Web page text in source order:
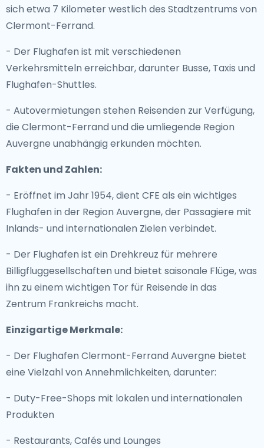
sich etwa 7 Kilometer westlich des Stadtzentrums von
Clermont-Ferrand.
- Der Flughafen ist mit verschiedenen
Verkehrsmitteln erreichbar, darunter Busse, Taxis und
Flughafen-Shuttles.
- Autovermietungen stehen Reisenden zur Verfügung,
die Clermont-Ferrand und die umliegende Region
Auvergne unabhängig erkunden möchten.
Fakten und Zahlen:
- Eröffnet im Jahr 1954, dient CFE als ein wichtiges
Flughafen in der Region Auvergne, der Passagiere mit
Inlands- und internationalen Zielen verbindet.
- Der Flughafen ist ein Drehkreuz für mehrere
Billigfluggesellschaften und bietet saisonale Flüge, was
ihn zu einem wichtigen Tor für Reisende in das
Zentrum Frankreichs macht.
Einzigartige Merkmale:
- Der Flughafen Clermont-Ferrand Auvergne bietet
eine Vielzahl von Annehmlichkeiten, darunter:
- Duty-Free-Shops mit lokalen und internationalen
Produkten
- Restaurants, Cafés und Lounges